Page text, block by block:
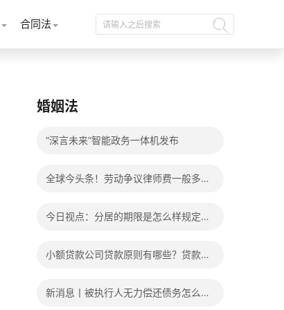
合同法
婚姻法
“深言未来”智能政务一体机发布
全球今头条！劳动争议律师费一般多少
今日视点：分居的期限是怎么样规定
小额贷款公司贷款原则有哪些？贷款不
新消息丨被执行人无力偿还债务怎么